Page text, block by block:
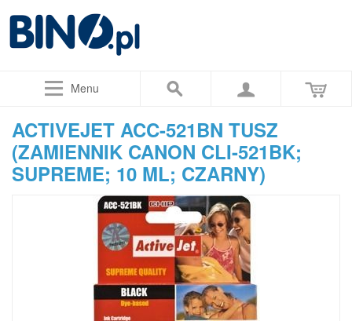
Menu
ACTIVEJET ACC-521BN TUSZ
(ZAMIENNIK CANON CLI-521BK;
SUPREME; 10 ML; CZARNY)